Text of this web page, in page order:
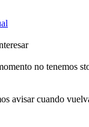
no tenemos
avisar cuando